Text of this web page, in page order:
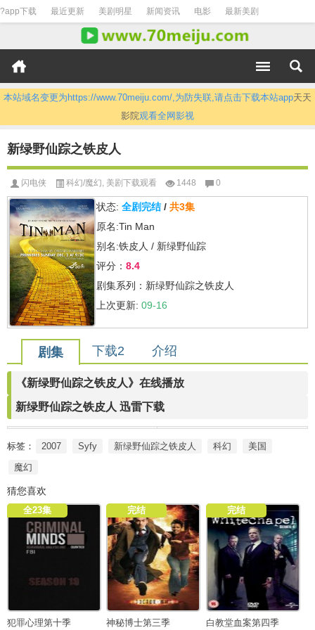
?app下载 最近更新 美剧明星 新闻资讯 电影 最新美剧
本站域名变更为https://www.70meiju.com/,为防失联,请点击下载本站app天天
影院观看全网影视
新绿野仙踪之铁皮人
闪电侠 科幻/魔幻, 美剧下载观看 1448 0
状态: 全剧完结/ 共3集
原名:Tin Man
别名:铁皮人 / 新绿野仙踪
评分： 8.4
剧集系列：新绿野仙踪之铁皮人
上次更新: 09-16
剧集 下载2 介绍
《新绿野仙踪之铁皮人》在线播放
新绿野仙踪之铁皮人 迅雷下载
标签： 2007 Syfy 新绿野仙踪之铁皮人 科幻
美国
魔幻
猜您喜欢
全23集
犯罪心理第十季
完结
神秘博士第三季
完结
白教堂血案第四季